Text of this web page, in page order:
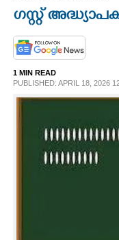
OPINION
PHOTOS
SPIRITUAL
ഗസ്റ്റ്
1 MIN READ
PUBLISHED: APRIL 18, 2026